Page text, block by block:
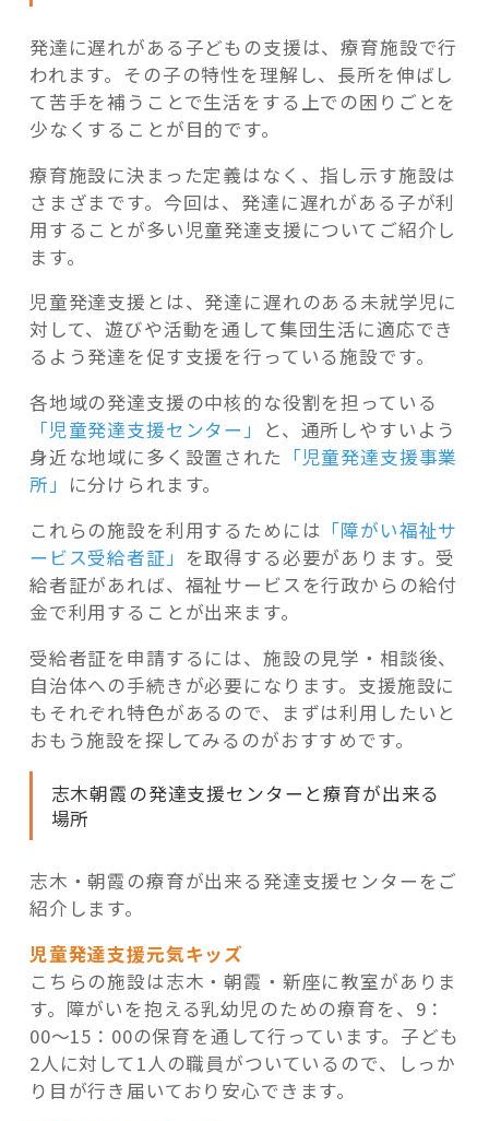
発達に遅れがある子どもの支援は、療育施設で行
われます。その子の特性を理解し、長所を伸ばし
て苦手を補うことで生活をする上での困りごとを
少なくすることが目的です。
療育施設に決まった定義はなく、指し示す施設は
さまざまです。今回は、発達に遅れがある子が利
用することが多い児童発達支援についてご紹介し
ます。
児童発達支援とは、発達に遅れのある未就学児に
対して、遊びや活動を通して集団生活に適応でき
るよう発達を促す支援を行っている施設です。
各地域の発達支援の中核的な役割を担っている
「児童発達支援センター」
と、通所しやすいよう
身近な地域に多く設置された 「児童発達支援事業
所」 に分けられます。
これらの施設を利用するためには 「障がい福祉サ
ービス受給者証」 を取得する必要があります。受
給者証があれば、福祉サービスを行政からの給付
金で利用することが出来ます。
受給者証を申請するには、施設の見学・相談後、
自治体への手続きが必要になります。支援施設に
もそれぞれ特色があるので、まずは利用したいと
おもう施設を探してみるのがおすすめです。
志木朝霞の発達支援センターと療育が出来る
場所
志木・朝霞の療育が出来る発達支援センターをご
紹介します。
児童発達支援元気キッズ
こちらの施設は志木・朝霞・新座に教室がありま
す。障がいを抱える乳幼児のための療育を、9：
00～15：00の保育を通して行っています。子ども
2人に対して1人の職員がついているので、しっか
り目が行き届いており安心できます。